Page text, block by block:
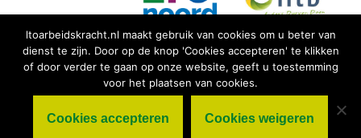
ltoarbeidskracht.nl maakt gebruik van cookies om u beter van
dienst te zijn. Door op de knop 'Cookies accepteren' te klikken
of door verder te gaan op onze website, geeft u toestemming
voor het plaatsen van cookies.
Cookies accepteren Cookies weigeren